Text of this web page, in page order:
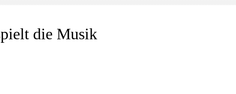
die Musik